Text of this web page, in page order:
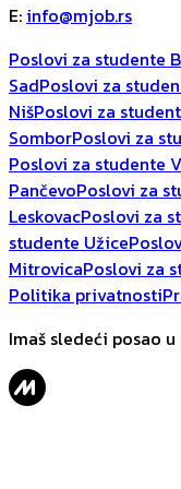
E: info@mjob.rs
Poslovi za studente
SadPoslovi za
NišPoslovi za
SomborPoslovi za
Poslovi za studente
PančevoPoslovi za
LeskovacPoslovi za
studente Užice
MitrovicaPoslovi za
Politika privatnosti
Imaš sledeći posao u